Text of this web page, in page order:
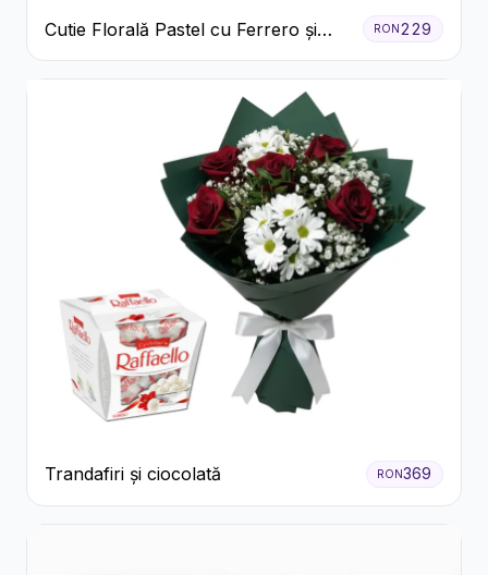
Cutie Florală Pastel cu Ferrero și
Raffaello
RON 229
Trandafiri și ciocolată RON369